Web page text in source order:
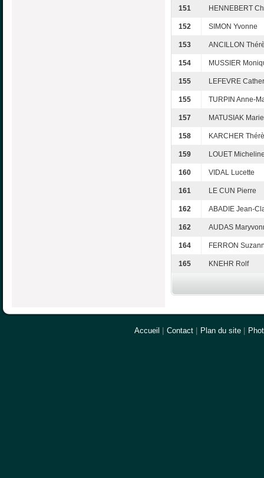
151 HENNEBERT
152 SIMON Yvonne
153 ANCILLON
154 MUSSIER
155 LEFEVRE
155 TURPIN Anne-
157 MATUSIAK
158 KARCHER
159 LOUET
160 VIDAL Lucette
161 LE CUN Pierre
162 ABADIE Jean-
162 AUDAS
164 FERRON
165 KNEHR Rolf
Accueil Contact Plan du site